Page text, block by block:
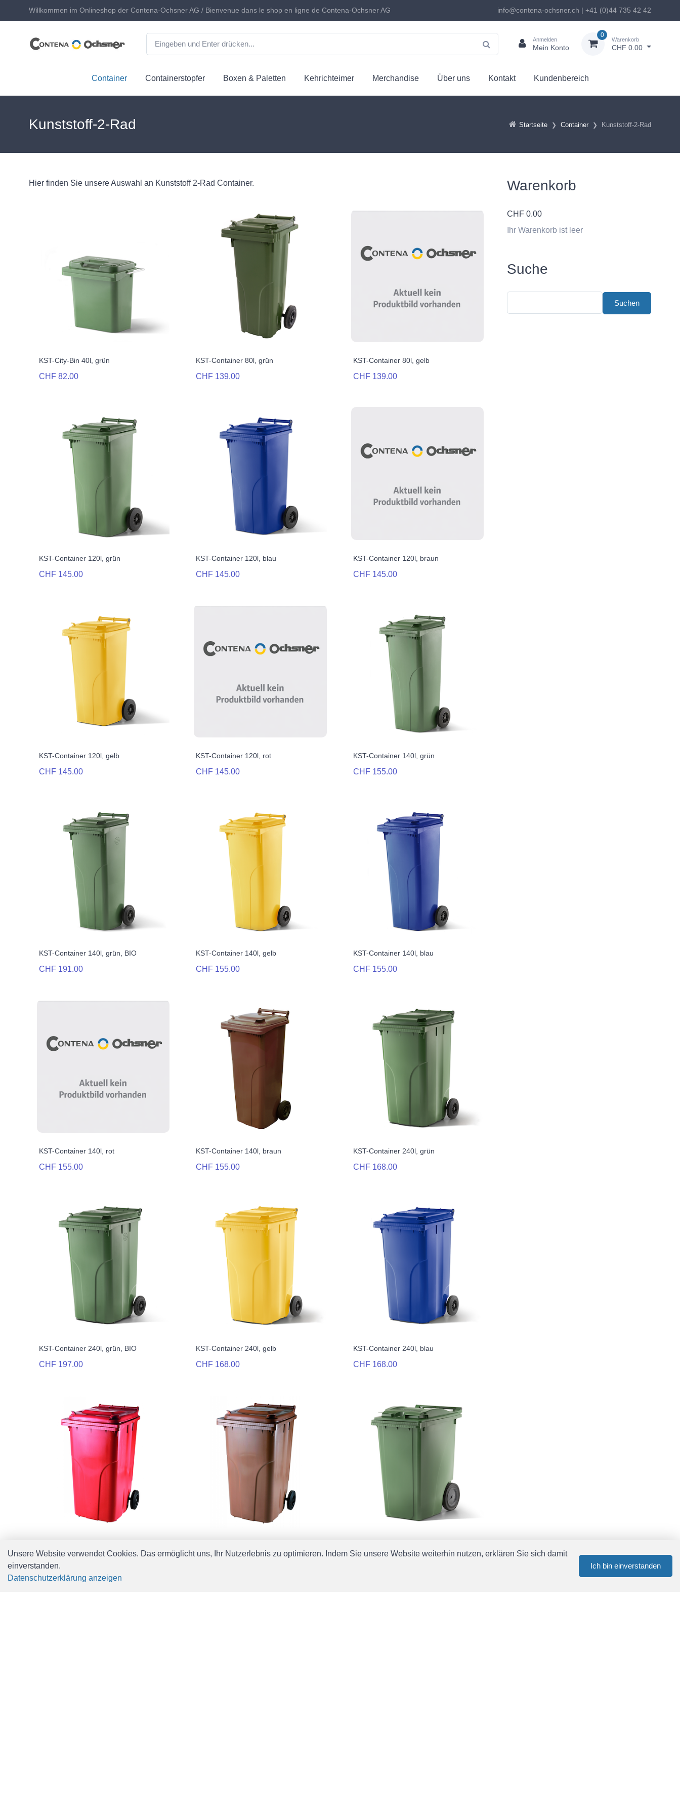
Willkommen im Onlineshop der Contena-Ochsner AG / Bienvenue dans le shop en ligne de Contena-Ochsner AG info@contena-ochsner.ch | +41 (0)44 735 42 42
Anmelden
Mein Konto
0
Warenkorb
CHF 0.00
Container Containerstopfer Boxen & Paletten Kehrichteimer Merchandise Über uns Kontakt Kundenbereich
Startseite Container Kunststoff-2-Rad
Kunststoff-2-Rad
Hier finden Sie unsere Auswahl an Kunststoff 2-Rad Container.
KST-City-Bin 40l, grün
CHF 82.00
KST-Container 80l, grün
CHF 139.00
KST-Container 80l, gelb
CHF 139.00
KST-Container 120l, grün
CHF 145.00
KST-Container 120l, blau
CHF 145.00
KST-Container 120l, braun
CHF 145.00
KST-Container 120l, gelb
CHF 145.00
KST-Container 120l, rot
CHF 145.00
KST-Container 140l, grün
CHF 155.00
KST-Container 140l, grün, BIO
CHF 191.00
KST-Container 140l, gelb
CHF 155.00
KST-Container 140l, blau
CHF 155.00
KST-Container 140l, rot
CHF 155.00
KST-Container 140l, braun
CHF 155.00
KST-Container 240l, grün
CHF 168.00
KST-Container 240l, grün, BIO
CHF 197.00
KST-Container 240l, gelb
CHF 168.00
KST-Container 240l, blau
CHF 168.00
CHF 168.00
Warenkorb
CHF 0.00
Ihr Warenkorb ist leer
Suche
Unsere Website verwendet Cookies. Das ermöglicht uns, Ihr Nutzerlebnis zu optimieren. Indem Sie unsere Website weiterhin nutzen, erklären Sie sich damit
einverstanden.
Datenschutzerklärung anzeigen
Ich bin einverstanden